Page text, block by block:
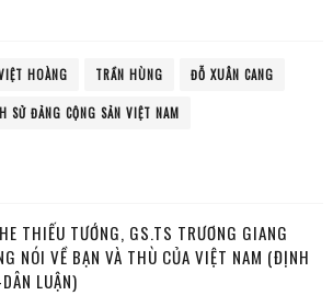
HOÀNG TRẦN HÙNG ĐỖ XUÂN CANG
SỬ ĐẢNG CỘNG SẢN VIỆT NAM
THIẾU TƯỚNG, GS.TS TRƯƠNG GIANG
NÓI VỀ BẠN VÀ THÙ CỦA VIỆT NAM (ĐỊNH
LUẬN)